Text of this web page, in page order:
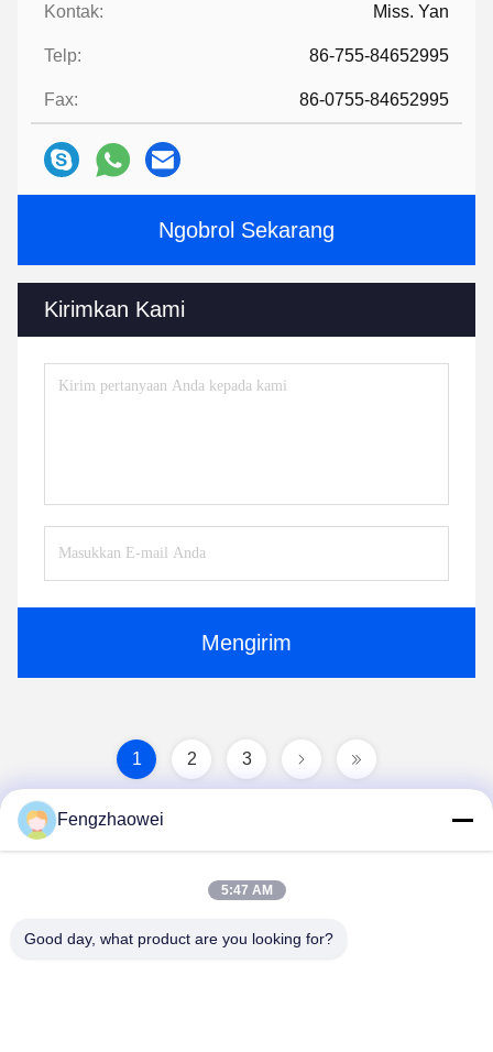
Kontak: Miss. Yan
Telp: 86-755-84652995
Fax: 86-0755-84652995
Ngobrol Sekarang
Kirimkan Kami
Mengirim
1 2 3
Fengzhaowei
5:47 AM
Good day, what product are you looking for?